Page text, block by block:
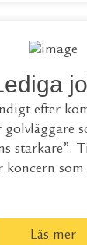
efter
golvläggare
starkare”.
koncern
Läs mer